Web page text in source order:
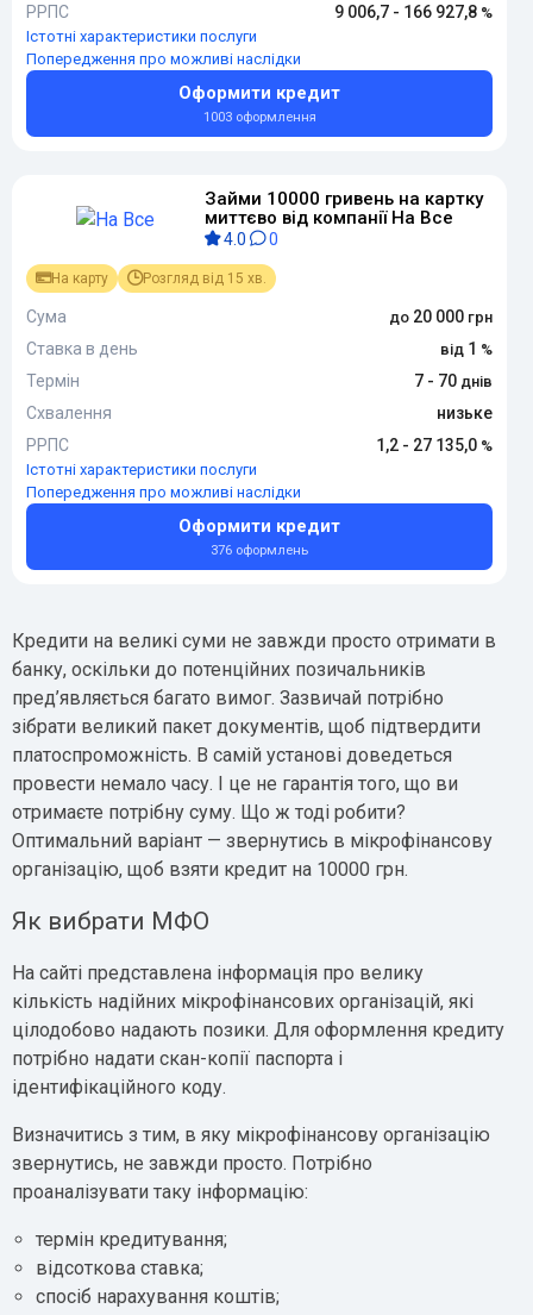
РРПС 9 006,7 - 166 927,8
Істотні характеристики послуги
Попередження про можливі наслідки
Оформити кредит
1003 оформлення
Займи 10000 гривень на картку
миттєво від компанії На Все
4.0 0
На карту Розгляд від 15 хв.
Сума
20 000
Ставка в день
1
Термін
7 - 70
Схвалення
низьке
РРПС
1,2 - 27 135,0
Істотні характеристики послуги
Попередження про можливі наслідки
Оформити кредит
376 оформлень
Кредити на великі суми не завжди просто отримати в
банку, оскільки до потенційних позичальників
пред’являється багато вимог. Зазвичай потрібно
зібрати великий пакет документів, щоб підтвердити
платоспроможність. В самій установі доведеться
провести немало часу. І це не гарантія того, що ви
отримаєте потрібну суму. Що ж тоді робити?
Оптимальний варіант — звернутись в мікрофінансову
організацію, щоб взяти кредит на 10000 грн.
Як вибрати МФО
На сайті представлена інформація про велику
кількість надійних мікрофінансових організацій, які
цілодобово надають позики. Для оформлення кредиту
потрібно надати скан-копії паспорта і
ідентифікаційного коду.
Визначитись з тим, в яку мікрофінансову організацію
звернутись, не завжди просто. Потрібно
проаналізувати таку інформацію:
термін кредитування;
відсоткова ставка;
спосіб нарахування коштів;